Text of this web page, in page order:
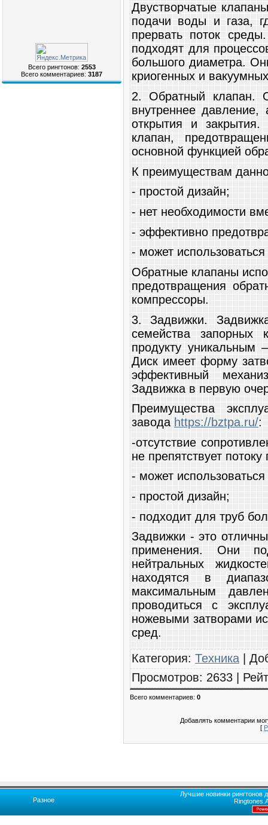
Всего рингтонов: 2553
Всего комментариев: 3187
Двустворчатые
подачи воды и газа,
прервать поток
подходят для
большого диаметра.
криогенных и
2. Обратный клапан.
внутреннее
открытия и
клапан,
основной функцией
К преимуществам
- простой дизайн;
- нет необходимости
- эффективно
- может
Обратные клапаны
предотвращения
компрессоры.
3. Задвижки.
семейства запорных
продукту уникальным
Диск имеет форму
эффективный
Задвижка в первую
Преимущества
завода https://bztpa.ru/:
-отсутствие
не препятствует
- может
- простой дизайн;
- подходит для труб
Задвижки - это
применения. Они
нейтральных
находятся в
максимальным
проводиться с
ножевыми затворами
сред.
Категория: Техника |
Просмотров: 2633 |
Всего комментариев: 0
Добавлять комментарии
[
Разное
Лучшие новинки рингтонов